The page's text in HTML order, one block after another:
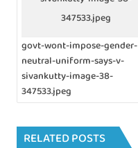
g
a
t
o
n
347533.jpeg
govt-wont-impose-gender-
neutral-uniform-says-v-
sivankutty-image-38-
347533.jpeg
RELATED POSTS